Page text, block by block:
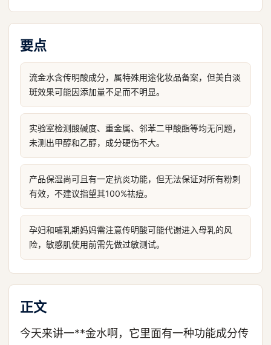
要点
流金水含传明酸成分，属特殊用途化妆品备案，但美白淡
斑效果可能因添加量不足而不明显。
实验室检测酸碱度、重金属、邻苯二甲酸酯等均无问题，
未测出甲醇和乙醇，成分硬伤不大。
产品保湿尚可且有一定抗炎功能，但无法保证对所有粉刺
有效，不建议指望其100%祛痘。
孕妇和哺乳期妈妈需注意传明酸可能代谢进入母乳的风
险，敏感肌使用前需先做过敏测试。
正文
今天来讲一**金水啊，它里面有一种功能成分传